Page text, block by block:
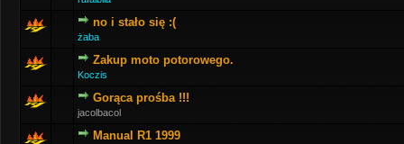
no i stało się :(
żaba
Zakup moto potorowego.
Koczis
Gorąca prośba !!!
jacolbacol
Manual R1 1999